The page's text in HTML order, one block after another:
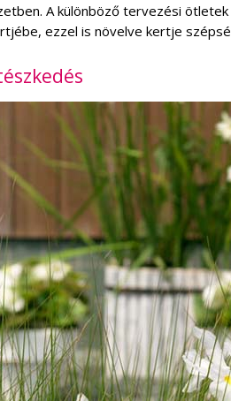
A különböző tervezési
ezzel is növelve kertje